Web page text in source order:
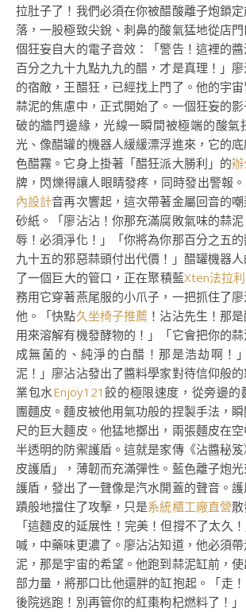
拉肚子了！我們必須在你被醋酸離子炮鎖
落，一股極致尖銳、刺鼻的酸氣猛地從店
個狂妄自大的電子音效：「警告！這裡的醬
百分之九十九點九九的醋，才是真理！」
的宿敵，王醋狂，已經找上門了。他的宇
蒜泥的焦慮中，正式開始了。一個狂妄的
破的牆門邊緣，光線一瞬間被極端的酸氣
光、像醋罐的機器人緩緩漂浮進來，它的
色醋霧。它身上掛著「醋狂派大勝利」的
牌，閃爍得讓人眼睛發疼，同時發出警報
內設計音再次響起，這次帶著金屬回音的
砂紙。「廖沾沾！你那充滿腐敗氣味的蒜
辱！必須淨化！」「你將為你那百分之五
九十五的邪惡蒜頭付出代價！」醋罐機器
了一個巨大的管口，正在聚積藍Xten法拉利
務用它穿著燕尾服的小爪子，一把抓住了
他。「快點久坐椅子推薦 ！沾沾先生！那
用來溶解有機發酵物的！」「它會把你的
成無菌的、純淨的白醋！那是浩劫啊！
泥！」廖沾沾發出了醬料學家對待信仰般
業包水Enjoy121 餃的極限速度，從旁邊的
團麵皮。麵皮被他用氣功般的捏製手法，
尺的巨大麵皮。他猛地擲出，兩張麵皮在
半透明的防禦護盾。這就是家傳《沾醬秘
皮護盾」，薄韌而充滿彈性。藍色離子炮
護盾，發出了一聲像是汽水開蓋的聲音。
蹟般地擋住了攻擊，只是系統櫃工廠直營
「這麵皮的延展性！完美！但撐不了太久
喊，中藥味更濃了。廖沾沾知道，他必須
泥，那是宇宙的希望。他跑到蒜泥缸前，
部力量，將那口比他還胖的缸抱起。「走
後院逃跑！別再管你的紅棗枸杞燃料了！